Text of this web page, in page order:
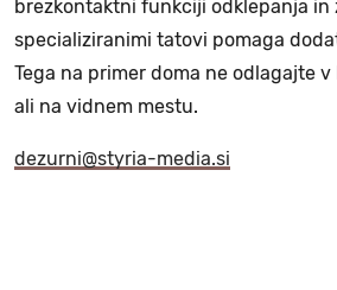
brezkontaktni funkciji odklepanja in
specializiranimi tatovi pomaga
Tega na primer doma ne odlagajte
ali na vidnem mestu.
dezurni@styria-media.si